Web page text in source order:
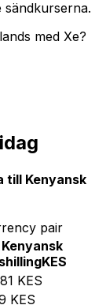
sändkurserna.
med Xe?
till Kenyansk
pair
Kenyansk
shillingKES
KES
KES